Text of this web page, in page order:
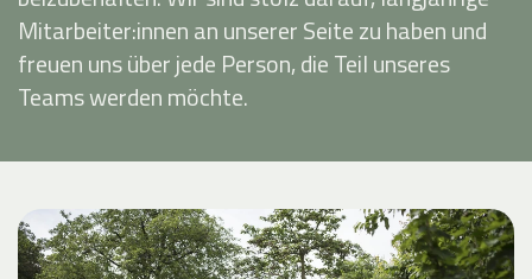
Mitarbeiter:innen an unserer Seite zu haben und
freuen uns über jede Person, die Teil unseres
Teams werden möchte.